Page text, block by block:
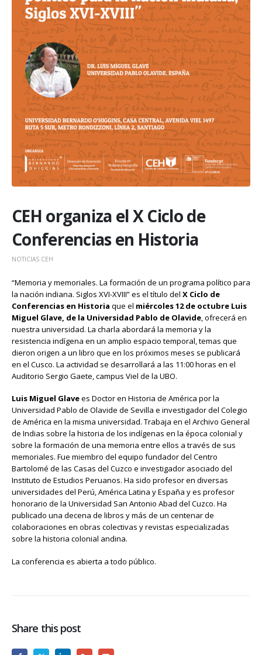
CEH organiza el X Ciclo de
Conferencias en Historia
NOTICIAS CEH
“Memoria y memoriales. La formación de un programa político para
la nación indiana. Siglos XVI-XVIII” es el título del X Ciclo de
Conferencias en Historia que el miércoles 12 de octubre Luis
Miguel Glave, de la Universidad Pablo de Olavide , ofrecerá en
nuestra universidad. La charla abordará la memoria y la
resistencia indígena en un amplio espacio temporal, temas que
dieron origen a un libro que en los próximos meses se publicará
en el Cusco. La actividad se desarrollará a las 11:00 horas en el
Auditorio Sergio Gaete, campus Viel de la UBO.
Luis Miguel Glavees Doctor en Historia de América por la
Universidad Pablo de Olavide de Sevilla e investigador del Colegio
de América en la misma universidad. Trabaja en el Archivo General
de Indias sobre la historia de los indígenas en la época colonial y
sobre la formación de una memoria entre ellos a través de sus
memoriales. Fue miembro del equipo fundador del Centro
Bartolomé de las Casas del Cuzco e investigador asociado del
Instituto de Estudios Peruanos. Ha sido profesor en diversas
universidades del Perú, América Latina y España y es profesor
honorario de la Universidad San Antonio Abad del Cuzco. Ha
publicado una decena de libros y más de un centenar de
colaboraciones en obras colectivas y revistas especializadas
sobre la historia colonial andina.
La conferencia es abierta a todo público.
Share this post